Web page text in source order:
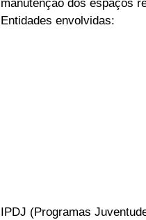
manutenção dos espaços
Entidades envolvidas:
IPDJ (Programas